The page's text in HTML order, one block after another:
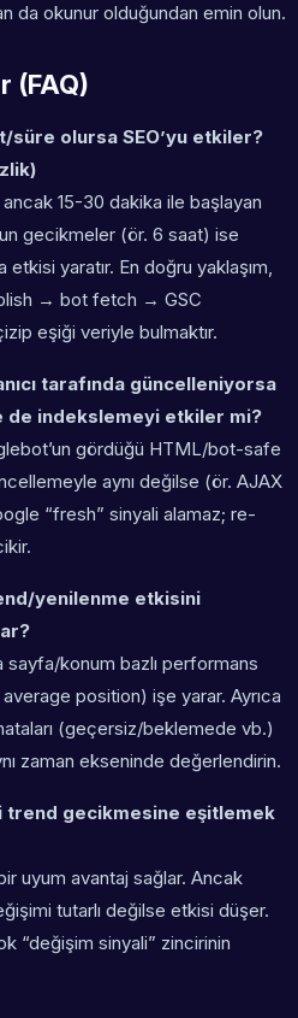
da okunur olduğundan emin olun.
(FAQ)
olursa SEO’yu etkiler?
15-30 dakika ile başlayan
gecikmeler (ör. 6 saat) ise
yaratır. En doğru yaklaşım,
→ bot fetch → GSC
eşiği veriyle bulmaktır.
tarafında güncelleniyorsa
de indekslemeyi etkiler mi?
gördüğü HTML/bot-safe
aynı değilse (ör. AJAX
“fresh” sinyali alamaz; re-
yenilenme etkisini
sayfa/konum bazlı performans
position) işe yarar. Ayrıca
(geçersiz/beklemede vb.)
zaman ekseninde değerlendirin.
trend gecikmesine eşitlemek
uyum avantaj sağlar. Ancak
tutarlı değilse etkisi düşer.
“değişim sinyali” zincirinin